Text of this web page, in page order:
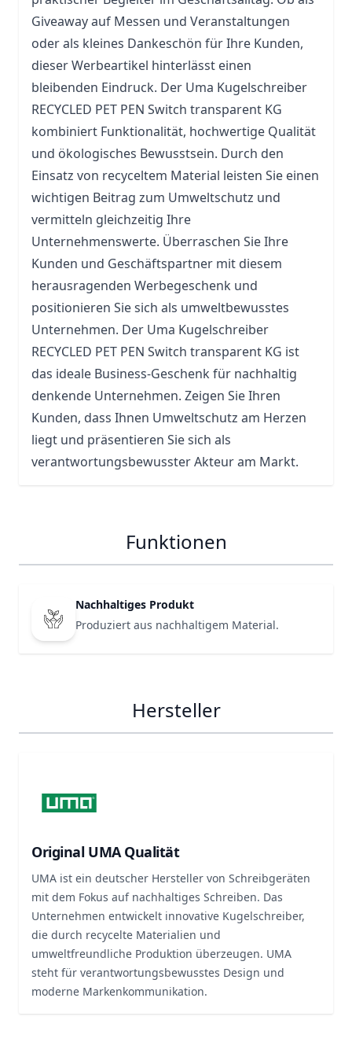
Giveaway auf Messen und Veranstaltungen
oder als kleines Dankeschön für Ihre Kunden,
dieser Werbeartikel hinterlässt einen
bleibenden Eindruck. Der Uma Kugelschreiber
RECYCLED PET PEN Switch transparent KG
kombiniert Funktionalität, hochwertige Qualität
und ökologisches Bewusstsein. Durch den
Einsatz von recyceltem Material leisten Sie einen
wichtigen Beitrag zum Umweltschutz und
vermitteln gleichzeitig Ihre
Unternehmenswerte. Überraschen Sie Ihre
Kunden und Geschäftspartner mit diesem
herausragenden Werbegeschenk und
positionieren Sie sich als umweltbewusstes
Unternehmen. Der Uma Kugelschreiber
RECYCLED PET PEN Switch transparent KG ist
das ideale Business-Geschenk für nachhaltig
denkende Unternehmen. Zeigen Sie Ihren
Kunden, dass Ihnen Umweltschutz am Herzen
liegt und präsentieren Sie sich als
verantwortungsbewusster Akteur am Markt.
Funktionen
Nachhaltiges Produkt
Produziert aus nachhaltigem Material.
Hersteller
Original UMA Qualität
UMA ist ein deutscher Hersteller von Schreibgeräten
mit dem Fokus auf nachhaltiges Schreiben. Das
Unternehmen entwickelt innovative Kugelschreiber,
die durch recycelte Materialien und
umweltfreundliche Produktion überzeugen. UMA
steht für verantwortungsbewusstes Design und
moderne Markenkommunikation.